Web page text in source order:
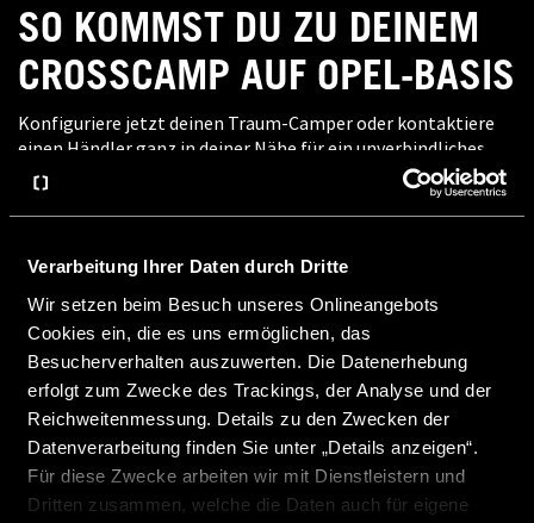
Verarbeitung Ihrer Daten durch Dritte
Wir setzen beim Besuch unseres Onlineangebots
Cookies ein, die es uns ermöglichen, das
Besucherverhalten auszuwerten. Die Datenerhebung
erfolgt zum Zwecke des Trackings, der Analyse und der
Reichweitenmessung. Details zu den Zwecken der
Datenverarbeitung finden Sie unter „Details anzeigen“.
Für diese Zwecke arbeiten wir mit Dienstleistern und
Dritten zusammen, welche die Daten auch für eigene
SO KOMMST DU ZU DEINEM
CROSSCAMP AUF OPEL-BASIS
Konfiguriere jetzt deinen Traum-Camper oder kontaktiere
einen Händler ganz in deiner Nähe für ein unverbindliches
Beratungsgespräch.